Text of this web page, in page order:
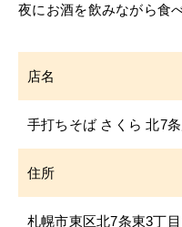
夜にお酒を飲みながら食
店名
手打ちそば さくら 北7
住所
札幌市東区北7条東3丁